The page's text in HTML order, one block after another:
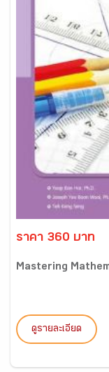
ราคา 360 บาท
Mastering
ดูรายละเอียด